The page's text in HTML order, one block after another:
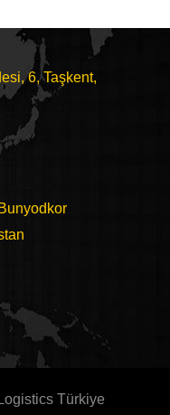
6, Taşkent,
Türkiye